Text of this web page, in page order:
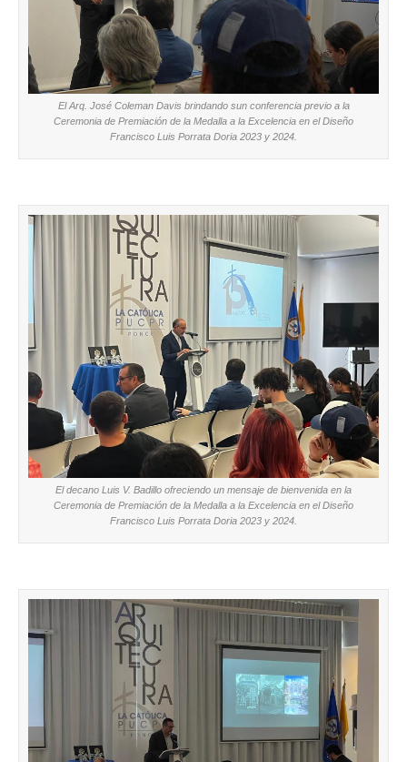
El Arq. José Coleman Davis brindando sun conferencia previo a la
Ceremonia de Premiación de la Medalla a la Excelencia en el Diseño
Francisco Luis Porrata Doria 2023 y 2024.
El decano Luis V. Badillo ofreciendo un mensaje de bienvenida en la
Ceremonia de Premiación de la Medalla a la Excelencia en el Diseño
Francisco Luis Porrata Doria 2023 y 2024.